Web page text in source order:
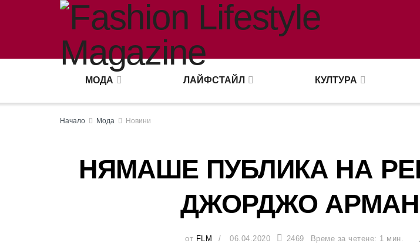
МОДА ЛАЙФСТАЙЛ КУЛТУРА
Начало Мода Новини
НЯМАШЕ ПУБЛИКА НА
ДЖОРДЖО
от FLM 06.04.2020 2469 Време за четене: 1 мин.